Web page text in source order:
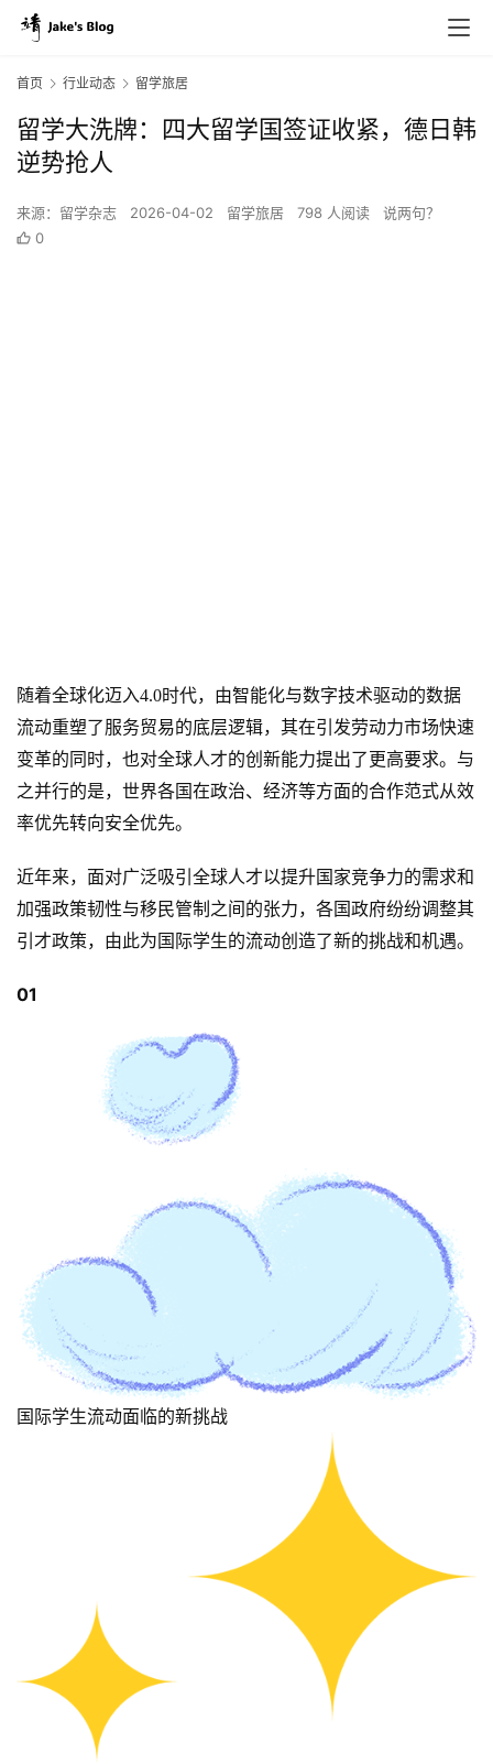
首页 行业动态 留学旅居
留学大洗牌：四大留学国签证收紧，德日韩
逆势抢人
来源：留学杂志 2026-04-02 留学旅居 798 人阅读
说两句？
0
随着全球化迈入4.0时代，由智能化与数字技术驱动的数据
流动重塑了服务贸易的底层逻辑，其在引发劳动力市场快速
变革的同时，也对全球人才的创新能力提出了更高要求。与
之并行的是，世界各国在政治、经济等方面的合作范式从效
率优先转向安全优先。
近年来，面对广泛吸引全球人才以提升国家竞争力的需求和
加强政策韧性与移民管制之间的张力，各国政府纷纷调整其
引才政策，由此为国际学生的流动创造了新的挑战和机遇。
01
国际学生流动面临的新挑战